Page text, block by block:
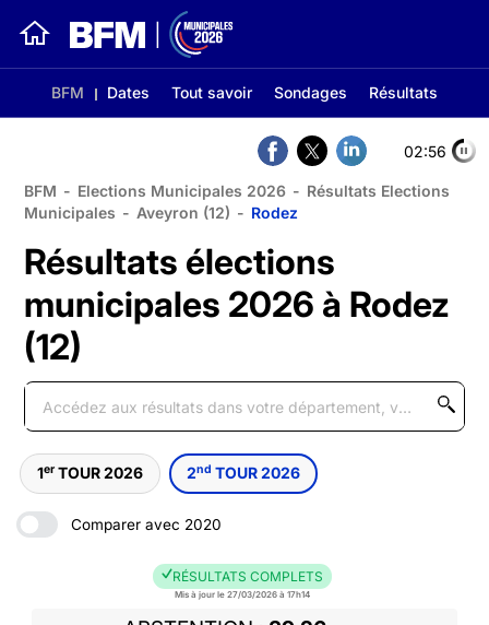
BFM Dates Tout savoir Sondages Résultats
02:56
BFM - Elections Municipales 2026 - Résultats Elections
Municipales - Aveyron (12) - Rodez
Résultats élections
municipales 2026 à Rodez
(12)
1er TOUR 2026 2nd TOUR 2026
Comparer avec 2020
RÉSULTATS COMPLETS
Mis à jour le 27/03/2026 à 17h14